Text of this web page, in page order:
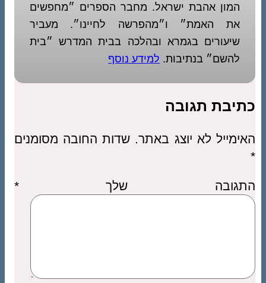
המון אהבת ישראל. מחבר הספרים ״מחפשים
את האמת״ ו״מהפרשה לחיינו״. מעביר
שיעורים בגמרא ובהלכה בבית המדרש ״בית
להשם״ בנתיבות. למידע נוסף
כתיבת תגובה
האימייל לא יוצג באתר. שדות החובה מסומנים
*
התגובה שלך*